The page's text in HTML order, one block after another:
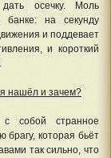
осечку. Моль
банке: на секунду
и поддевает
и короткий
нашёл и зачем?
с собой странное
которая бьёт
так сильно, что